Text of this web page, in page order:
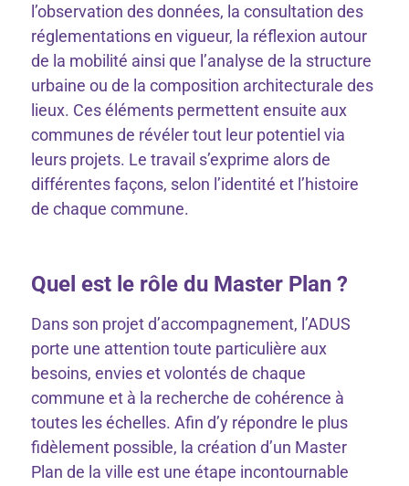
l’observation des données, la consultation des
réglementations en vigueur, la réflexion autour
de la mobilité ainsi que l’analyse de la structure
urbaine ou de la composition architecturale des
lieux. Ces éléments permettent ensuite aux
communes de révéler tout leur potentiel via
leurs projets. Le travail s’exprime alors de
différentes façons, selon l’identité et l’histoire
de chaque commune.
Quel est le rôle du Master Plan ?
Dans son projet d’accompagnement, l’ADUS
porte une attention toute particulière aux
besoins, envies et volontés de chaque
commune et à la recherche de cohérence à
toutes les échelles. Afin d’y répondre le plus
fidèlement possible, la création d’un Master
Plan de la ville est une étape incontournable